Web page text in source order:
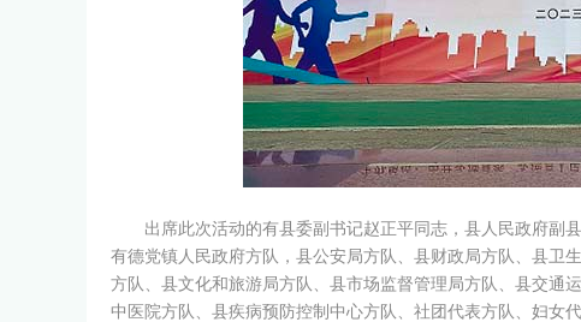
出席此次活动的有县委副书记赵正平同志，县人民政府副
有德党镇人民政府方队，县公安局方队、县财政局方队、县卫
方队、县文化和旅游局方队、县市场监督管理局方队、县交通
中医院方队、县疾病预防控制中心方队、社团代表方队、妇女